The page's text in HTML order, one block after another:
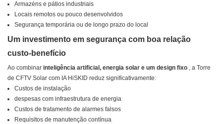
Armazéns e pátios industriais
Locais remotos ou pouco desenvolvidos
Segurança temporária ou de longo prazo do local
Um investimento em segurança com boa relação
custo-benefício
Ao combinar inteligência artificial, energia solar e um design fixo , a Torre
de CFTV Solar com IA HiSKID reduz significativamente:
Custos de instalação
despesas com infraestrutura de energia
Custos de tratamento de alarmes falsos
Requisitos de manutenção contínua